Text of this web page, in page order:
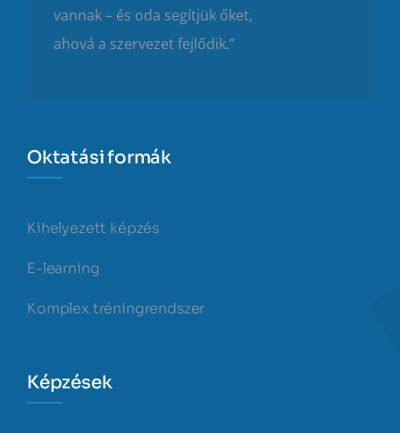
vannak – és oda segítjük őket,
ahová a szervezet fejlődik.”
Oktatási formák
Kihelyezett képzés
E-learning
Komplex tréningrendszer
Képzések